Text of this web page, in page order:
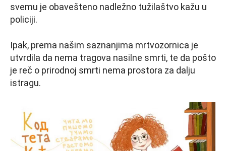
svemu je obavešteno nadležno tužilaštvo kažu u
policiji.
Ipak, prema našim saznanjima mrtvozornica je
utvrdila da nema tragova nasilne smrti, te da pošto
je reč o prirodnoj smrti nema prostora za dalju
istragu.